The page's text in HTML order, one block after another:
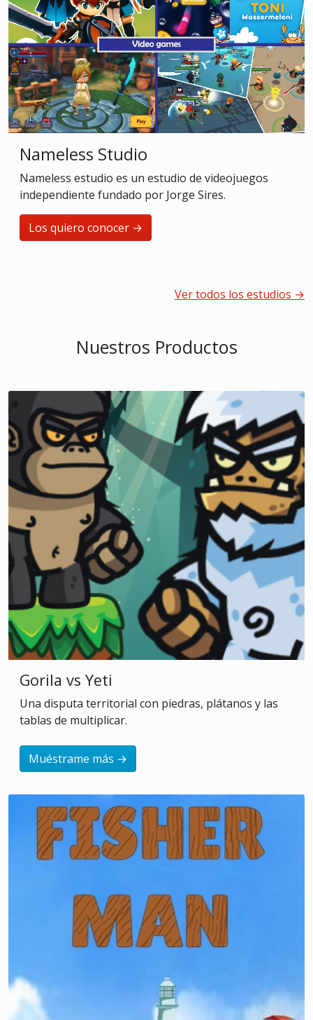
Nameless Studio
Nameless estudio es un estudio de videojuegos
independiente fundado por Jorge Sires.
Los quiero conocer →
Ver todos los estudios →
Nuestros Productos
Gorila vs Yeti
Una disputa territorial con piedras, plátanos y las
tablas de multiplicar.
Muéstrame más →